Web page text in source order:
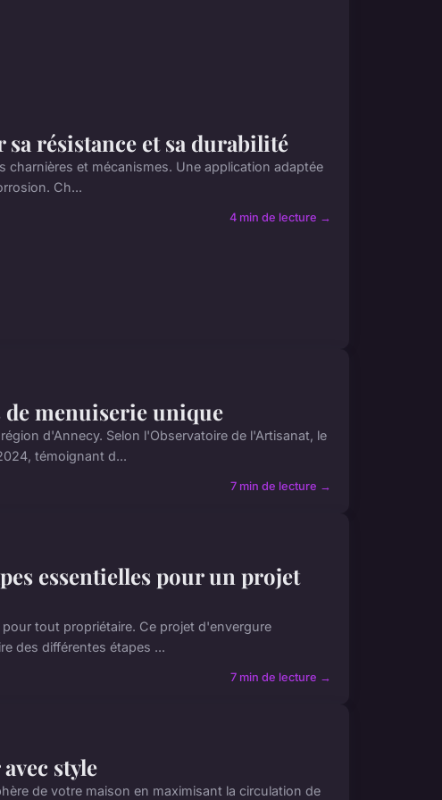
résistance et sa durabilité
et mécanismes. Une application adaptée
Ch...
4 min de lecture →
de menuiserie unique
d'Annecy. Selon l'Observatoire de l'Artisanat, le
témoignant d...
7 min de lecture →
essentielles pour un projet
tout propriétaire. Ce projet d'envergure
des différentes étapes ...
7 min de lecture →
style
de votre maison en maximisant la circulation de